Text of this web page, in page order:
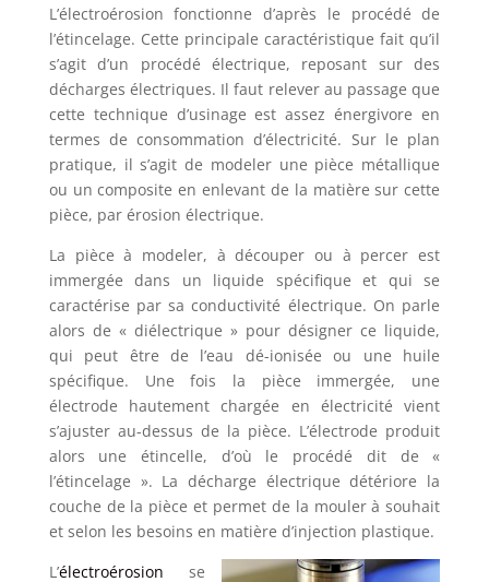
L’électroérosion fonctionne d’après le procédé de
l’étincelage. Cette principale caractéristique fait qu’il
s’agit d’un procédé électrique, reposant sur des
décharges électriques. Il faut relever au passage que
cette technique d’usinage est assez énergivore en
termes de consommation d’électricité. Sur le plan
pratique, il s’agit de modeler une pièce métallique
ou un composite en enlevant de la matière sur cette
pièce, par érosion électrique.
La pièce à modeler, à découper ou à percer est
immergée dans un liquide spécifique et qui se
caractérise par sa conductivité électrique. On parle
alors de « diélectrique » pour désigner ce liquide,
qui peut être de l’eau dé-ionisée ou une huile
spécifique. Une fois la pièce immergée, une
électrode hautement chargée en électricité vient
s’ajuster au-dessus de la pièce. L’électrode produit
alors une étincelle, d’où le procédé dit de «
l’étincelage ». La décharge électrique détériore la
couche de la pièce et permet de la mouler à souhait
et selon les besoins en matière d’injection plastique.
L’électroérosion se